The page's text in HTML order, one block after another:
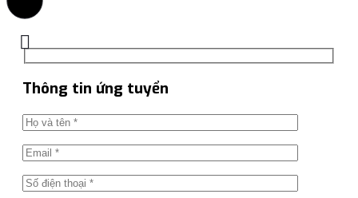
Thông tin ứng tuyển